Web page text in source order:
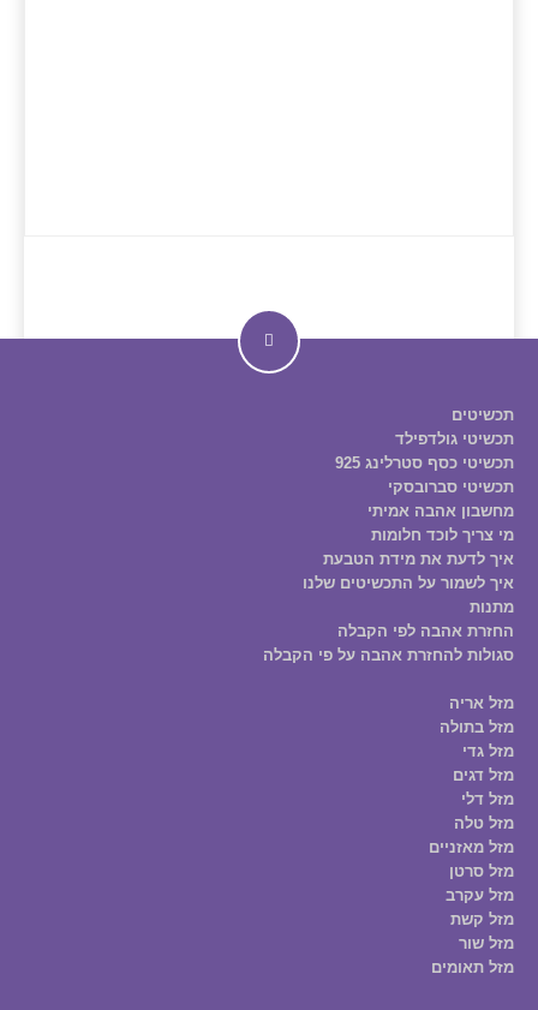
תכשיטים
תכשיטי גולדפילד
תכשיטי כסף סטרלינג 925
תכשיטי סברובסקי
מחשבון אהבה אמיתי
מי צריך לוכד חלומות
איך לדעת את מידת הטבעת
איך לשמור על התכשיטים שלנו
מתנות
החזרת אהבה לפי הקבלה
סגולות להחזרת אהבה על פי הקבלה
מזל אריה
מזל בתולה
מזל גדי
מזל דגים
מזל דלי
מזל טלה
מזל מאזניים
מזל סרטן
מזל עקרב
מזל קשת
מזל שור
מזל תאומים